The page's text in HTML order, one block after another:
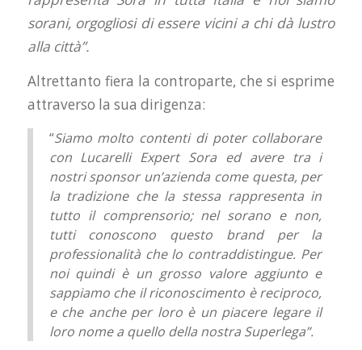
sorani, orgogliosi di essere vicini a chi dà lustro
alla città”.
Altrettanto fiera la controparte, che si esprime
attraverso la sua dirigenza:
“Siamo molto contenti di poter collaborare
con Lucarelli Expert Sora ed avere tra i
nostri sponsor un’azienda come questa, per
la tradizione che la stessa rappresenta in
tutto il comprensorio; nel sorano e non,
tutti conoscono questo brand per la
professionalità che lo contraddistingue. Per
noi quindi è un grosso valore aggiunto e
sappiamo che il riconoscimento è reciproco,
e che anche per loro è un piacere legare il
loro nome a quello della nostra Superlega”.